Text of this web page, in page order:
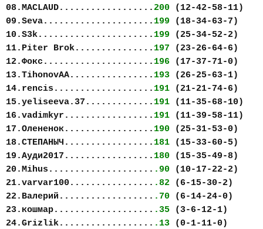
08.MACLAUD..................200 (12-42-58-11)
09.Seva..................... 199 (18-34-63-7)
10.S3k...................... 199 (25-34-52-2)
11.Piter Brok............... 197 (23-26-64-6)
12.Фокс..................... 196 (17-37-71-0)
13.TihonovAA................ 193 (26-25-63-1)
14.rencis................... 191 (21-21-74-6)
15.yeliseeva.37............. 191 (11-35-68-10)
16.vadimkyr................. 191 (11-39-58-11)
17.Олененок................. 190 (25-31-53-0)
18.СТЕПАНЫЧ................. 181 (15-33-60-5)
19.Ауди2017................. 180 (15-35-49-8)
20.Mihus.................... .90 (10-17-22-2)
21.varvar100................ .82 (6-15-30-2)
22.Валерий.................. .70 (6-14-24-0)
23.кошмар................... .35 (3-6-12-1)
24.Grizlik.................. .13 (0-1-11-0)